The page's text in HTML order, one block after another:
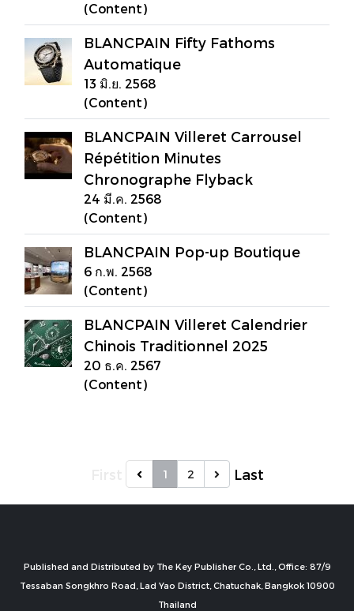
(Content)
BLANCPAIN Fifty Fathoms
Automatique
13 มิ.ย. 2568
(Content)
BLANCPAIN Villeret Carrousel
Répétition Minutes
Chronographe Flyback
24 มี.ค. 2568
(Content)
BLANCPAIN Pop-up Boutique
6 ก.พ. 2568
(Content)
BLANCPAIN Villeret Calendrier
Chinois Traditionnel 2025
20 ธ.ค. 2567
(Content)
1 2 Last
Published and Distributed by The Key Publisher Co., Ltd., Office: 87/9
Tessaban Songkhro Road, Lad Yao District, Chatuchak, Bangkok 10900
Thailand